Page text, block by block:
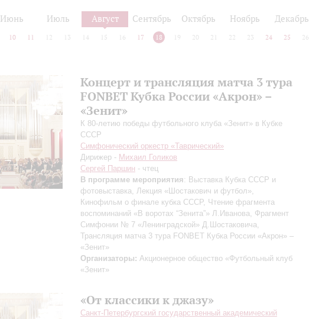
Июнь Июль Август Сентябрь Октябрь Ноябрь Декабрь
10 11 12 13 14 15 16 17 18 19 20 21 22 23 24 25 26
Концерт и трансляция матча 3 тура
FONBET Кубка России «Акрон» –
«Зенит»
К 80-летию победы футбольного клуба «Зенит» в Кубке
СССР
Симфонический оркестр «Таврический»
Дирижер - Михаил Голиков
Сергей Паршин - чтец
В программе мероприятия: Выставка Кубка СССР и
фотовыставка, Лекция «Шостакович и футбол»,
Кинофильм о финале кубка СССР, Чтение фрагмента
воспоминаний «В воротах “Зенита”» Л.Иванова, Фрагмент
Симфонии № 7 «Ленинградской» Д.Шостаковича,
Трансляция матча 3 тура FONBET Кубка России «Акрон» –
«Зенит»
Организаторы: Акционерное общество «Футбольный клуб
«Зенит»
«От классики к джазу»
Санкт-Петербургский государственный академический